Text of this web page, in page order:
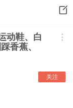
动鞋、白
香蕉、
关注